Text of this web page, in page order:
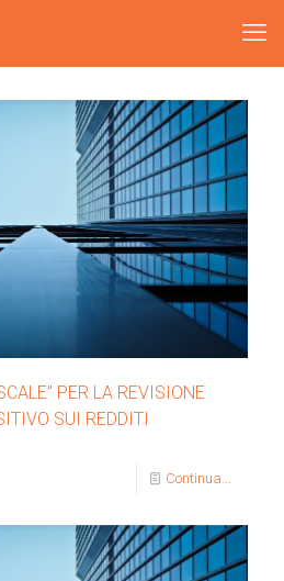
PER LA REVISIONE
SUI REDDITI
Continua...